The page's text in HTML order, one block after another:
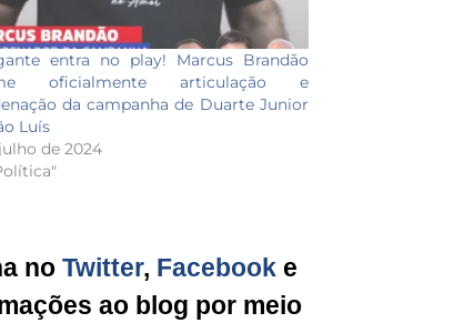
entra no play! Marcus Brandão
oficialmente articulação e
da campanha de Duarte Junior
Luís
de 2024
no Twitter, Facebook e
ao blog por meio